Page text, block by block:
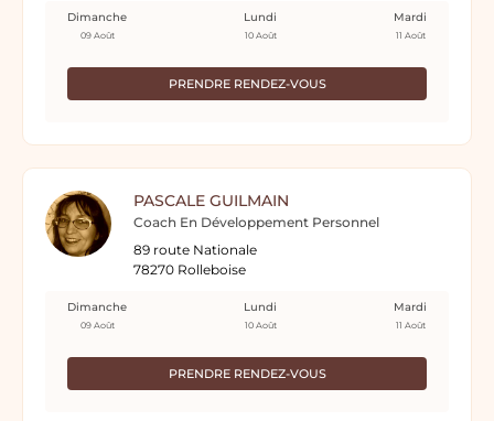
PRENDRE RENDEZ-VOUS
Dimanche
09 Août
Lundi
10 Août
Mardi
11 Août
PASCALE GUILMAIN
Coach En Développement Personnel
89 route Nationale
78270 Rolleboise
PRENDRE RENDEZ-VOUS
Dimanche
09 Août
Lundi
10 Août
Mardi
11 Août